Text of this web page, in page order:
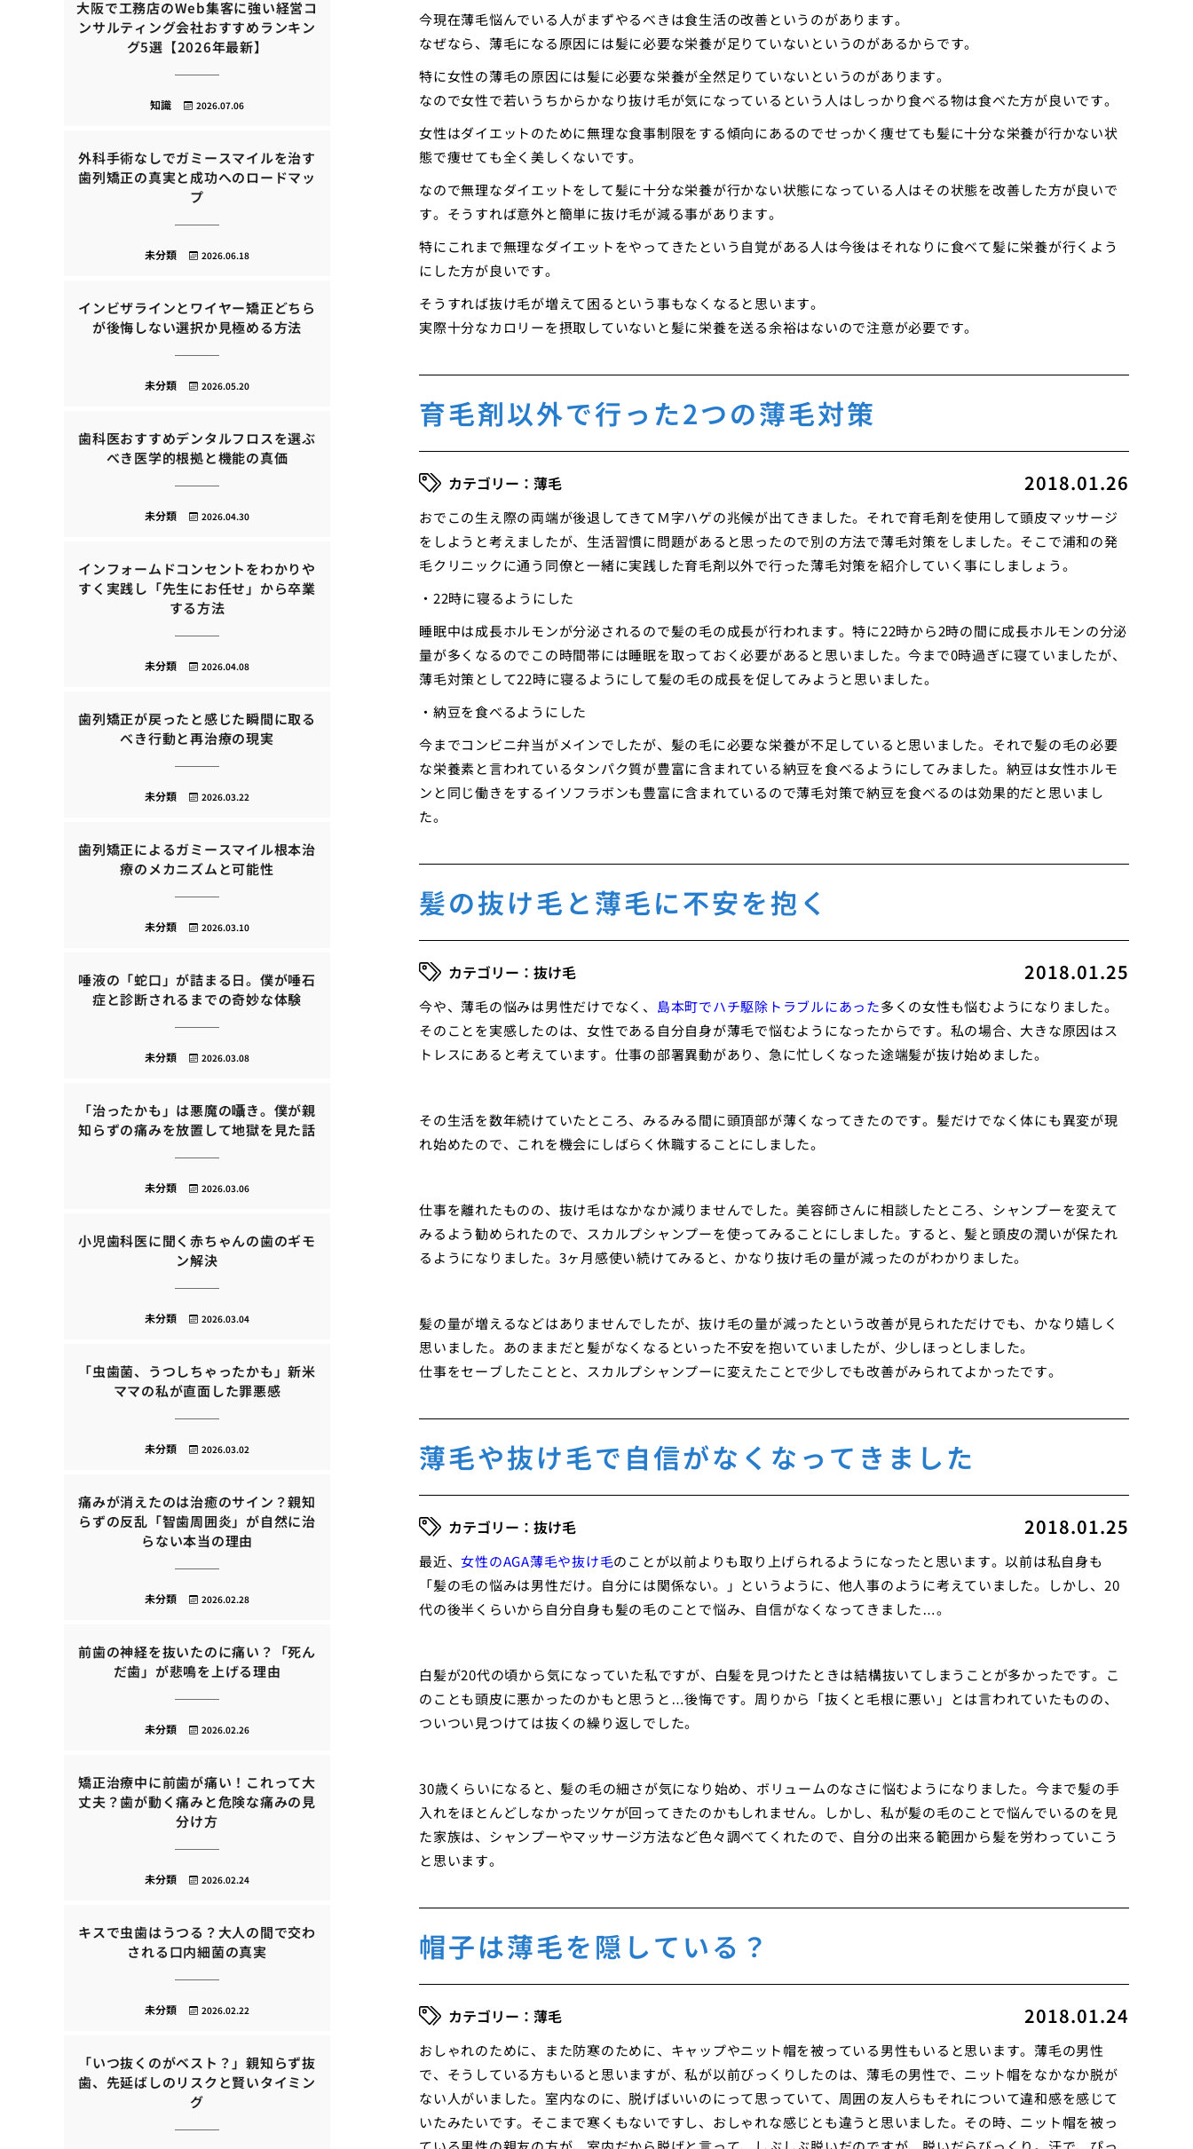
今現在薄毛悩んでいる人がまずやるべきは食生活の改善というのがあります。
なぜなら、薄毛になる原因には髪に必要な栄養が足りていないというのがあるからです。
特に女性の薄毛の原因には髪に必要な栄養が全然足りていないというのがあります。
なので女性で若いうちからかなり抜け毛が気になっているという人はしっかり食べる物は食べた方が良いです。
女性はダイエットのために無理な食事制限をする傾向にあるのでせっかく痩せても髪に十分な栄養が行かない状
態で痩せても全く美しくないです。
なので無理なダイエットをして髪に十分な栄養が行かない状態になっている人はその状態を改善した方が良いで
す。そうすれば意外と簡単に抜け毛が減る事があります。
特にこれまで無理なダイエットをやってきたという自覚がある人は今後はそれなりに食べて髪に栄養が行くよう
にした方が良いです。
そうすれば抜け毛が増えて困るという事もなくなると思います。
実際十分なカロリーを摂取していないと髪に栄養を送る余裕はないので注意が必要です。
育毛剤以外で行った2つの薄毛対策
2018.01.26
薄毛
おでこの生え際の両端が後退してきてＭ字ハゲの兆候が出てきました。それで育毛剤を使用して頭皮マッサージ
をしようと考えましたが、生活習慣に問題があると思ったので別の方法で薄毛対策をしました。そこで浦和の発
毛クリニックに通う同僚と一緒に実践した育毛剤以外で行った薄毛対策を紹介していく事にしましょう。
・22時に寝るようにした
睡眠中は成長ホルモンが分泌されるので髪の毛の成長が行われます。特に22時から2時の間に成長ホルモンの分泌
量が多くなるのでこの時間帯には睡眠を取っておく必要があると思いました。今まで0時過ぎに寝ていましたが、
薄毛対策として22時に寝るようにして髪の毛の成長を促してみようと思いました。
・納豆を食べるようにした
今までコンビニ弁当がメインでしたが、髪の毛に必要な栄養が不足していると思いました。それで髪の毛の必要
な栄養素と言われているタンパク質が豊富に含まれている納豆を食べるようにしてみました。納豆は女性ホルモ
ンと同じ働きをするイソフラボンも豊富に含まれているので薄毛対策で納豆を食べるのは効果的だと思いまし
た。
髪の抜け毛と薄毛に不安を抱く
2018.01.25
抜け毛
今や、薄毛の悩みは男性だけでなく、 島本町でハチ駆除トラブルにあった多くの女性も悩むようになりました。
そのことを実感したのは、女性である自分自身が薄毛で悩むようになったからです。私の場合、大きな原因はス
トレスにあると考えています。仕事の部署異動があり、急に忙しくなった途端髪が抜け始めました。
その生活を数年続けていたところ、みるみる間に頭頂部が薄くなってきたのです。髪だけでなく体にも異変が現
れ始めたので、これを機会にしばらく休職することにしました。
仕事を離れたものの、抜け毛はなかなか減りませんでした。美容師さんに相談したところ、シャンプーを変えて
みるよう勧められたので、スカルプシャンプーを使ってみることにしました。すると、髪と頭皮の潤いが保たれ
るようになりました。3ヶ月感使い続けてみると、かなり抜け毛の量が減ったのがわかりました。
髪の量が増えるなどはありませんでしたが、抜け毛の量が減ったという改善が見られただけでも、かなり嬉しく
思いました。あのままだと髪がなくなるといった不安を抱いていましたが、少しほっとしました。
仕事をセーブしたことと、スカルプシャンプーに変えたことで少しでも改善がみられてよかったです。
薄毛や抜け毛で自信がなくなってきました
2018.01.25
抜け毛
最近、女性のAGA薄毛や抜け毛のことが以前よりも取り上げられるようになったと思います。以前は私自身も
「髪の毛の悩みは男性だけ。自分には関係ない。」というように、他人事のように考えていました。しかし、20
代の後半くらいから自分自身も髪の毛のことで悩み、自信がなくなってきました…。
白髪が20代の頃から気になっていた私ですが、白髪を見つけたときは結構抜いてしまうことが多かったです。こ
のことも頭皮に悪かったのかもと思うと…後悔です。周りから「抜くと毛根に悪い」とは言われていたものの、
ついつい見つけては抜くの繰り返しでした。
30歳くらいになると、髪の毛の細さが気になり始め、ボリュームのなさに悩むようになりました。今まで髪の手
入れをほとんどしなかったツケが回ってきたのかもしれません。しかし、私が髪の毛のことで悩んでいるのを見
た家族は、シャンプーやマッサージ方法など色々調べてくれたので、自分の出来る範囲から髪を労わっていこう
と思います。
帽子は薄毛を隠している？
2018.01.24
薄毛
おしゃれのために、また防寒のために、キャップやニット帽を被っている男性もいると思います。薄毛の男性
で、そうしている方もいると思いますが、私が以前びっくりしたのは、薄毛の男性で、ニット帽をなかなか脱が
ない人がいました。室内なのに、脱げばいいのにって思っていて、周囲の友人らもそれについて違和感を感じて
いたみたいです。そこまで寒くもないですし、おしゃれな感じとも違うと思いました。その時、ニット帽を被っ
大阪で工務店のWeb集客に強い経営コ
ンサルティング会社おすすめランキン
グ5選【2026年最新】
2026.07.06
知識
外科手術なしでガミースマイルを治す
歯列矯正の真実と成功へのロードマッ
プ
2026.06.18
未分類
インビザラインとワイヤー矯正どちら
が後悔しない選択か見極める方法
2026.05.20
未分類
歯科医おすすめデンタルフロスを選ぶ
べき医学的根拠と機能の真価
2026.04.30
未分類
インフォームドコンセントをわかりや
すく実践し「先生にお任せ」から卒業
する方法
2026.04.08
未分類
歯列矯正が戻ったと感じた瞬間に取る
べき行動と再治療の現実
2026.03.22
未分類
歯列矯正によるガミースマイル根本治
療のメカニズムと可能性
2026.03.10
未分類
唾液の「蛇口」が詰まる日。僕が唾石
症と診断されるまでの奇妙な体験
2026.03.08
未分類
「治ったかも」は悪魔の囁き。僕が親
知らずの痛みを放置して地獄を見た話
2026.03.06
未分類
小児歯科医に聞く赤ちゃんの歯のギモ
ン解決
2026.03.04
未分類
「虫歯菌、うつしちゃったかも」新米
ママの私が直面した罪悪感
2026.03.02
未分類
痛みが消えたのは治癒のサイン？親知
らずの反乱「智歯周囲炎」が自然に治
らない本当の理由
2026.02.28
未分類
前歯の神経を抜いたのに痛い？「死ん
だ歯」が悲鳴を上げる理由
2026.02.26
未分類
矯正治療中に前歯が痛い！これって大
丈夫？歯が動く痛みと危険な痛みの見
分け方
2026.02.24
未分類
キスで虫歯はうつる？大人の間で交わ
される口内細菌の真実
2026.02.22
未分類
「いつ抜くのがベスト？」親知らず抜
歯、先延ばしのリスクと賢いタイミン
グ